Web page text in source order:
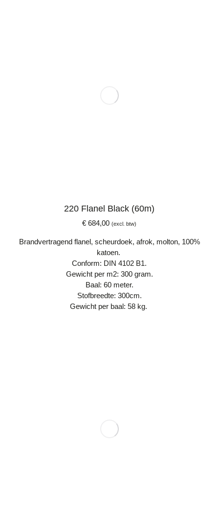
220 Flanel Black (60m)
€ 684,00 (excl. btw)
Brandvertragend flanel, scheurdoek, afrok, molton, 100%
katoen.
Conform: DIN 4102 B1.
Gewicht per m2: 300 gram.
Baal: 60 meter.
Stofbreedte: 300cm.
Gewicht per baal: 58 kg.